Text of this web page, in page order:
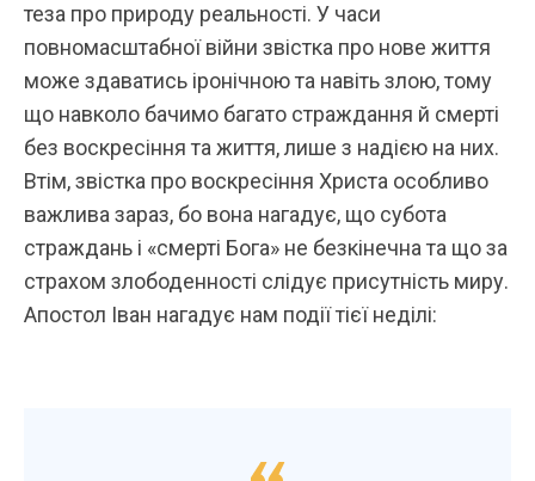
теза про природу реальності. У часи
повномасштабної війни звістка про нове життя
може здаватись іронічною та навіть злою, тому
що навколо бачимо багато страждання й смерті
без воскресіння та життя, лише з надією на них.
Втім, звістка про воскресіння Христа особливо
важлива зараз, бо вона нагадує, що субота
страждань і «смерті Бога» не безкінечна та що за
страхом злободенності слідує присутність миру.
Апостол Іван нагадує нам події тієї неділі: